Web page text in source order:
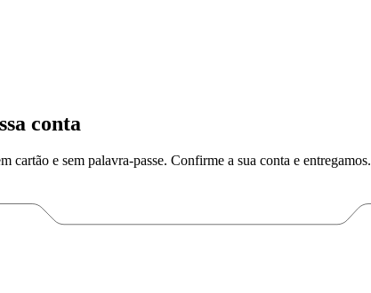
conta
e sem palavra-passe. Confirme a sua conta e entregamos.